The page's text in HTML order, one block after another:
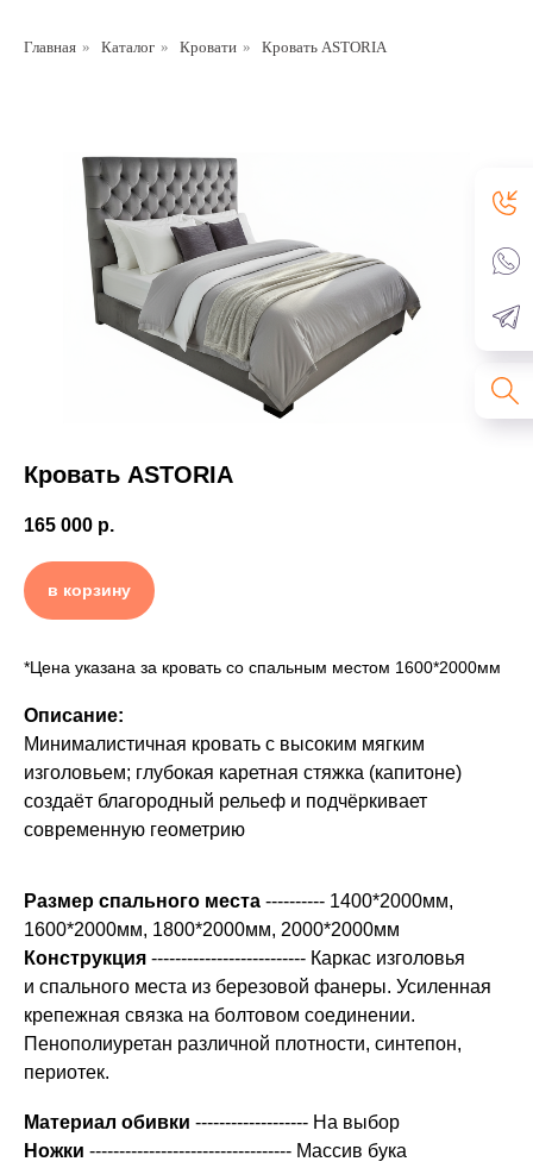
Главная » Каталог » Кровати » Кровать ASTORIA
Кровать ASTORIA
165 000 р.
в корзину
*Цена указана за кровать со спальным местом 1600*2000мм
Описание:
Минималистичная кровать с высоким мягким
изголовьем; глубокая каретная стяжка (капитоне)
создаёт благородный рельеф и подчёркивает
современную геометрию
Размер спального места ---------- 1400*2000мм,
1600*2000мм, 1800*2000мм, 2000*2000мм
Конструкция -------------------------- Каркас изголовья
и спального места из березовой фанеры. Усиленная
крепежная связка на болтовом соединении.
Пенополиуретан различной плотности, синтепон,
периотек.
Материал обивки ------------------- На выбор
Ножки ---------------------------------- Массив бука